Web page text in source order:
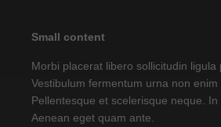
Small content
Morbi placerat libero sollicitudin ligula
Vestibulum fermentum urna non enim
Pellentesque et scelerisque neque. In
Aenean eget quam ante.